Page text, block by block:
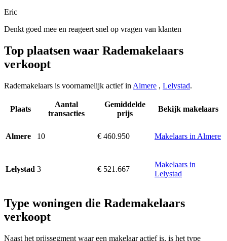
Eric
Denkt goed mee en reageert snel op vragen van klanten
Top plaatsen waar Rademakelaars
verkoopt
Rademakelaars is voornamelijk actief in Almere , Lelystad.
Plaats
Aantal
transacties
Gemiddelde
prijs
Bekijk makelaars
Almere 10 € 460.950 Makelaars in Almere
Lelystad 3 € 521.667
Makelaars in
Lelystad
Type woningen die Rademakelaars
verkoopt
Naast het prijssegment waar een makelaar actief is, is het type